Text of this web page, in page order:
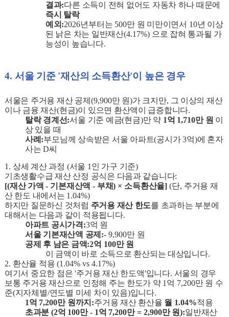
결과:다른 소득이 전혀 없어도 자동차 하나 때문에
즉시 탈락
예외 :2026년부터는 500만 원 미만이면서 10년 이상
된 낡은 차는 일반재산(4.17%) 으로 잡혀 통과될 가
능성이 높습니다.
4. 서울 기준 '재산의 소득환산'이 높은 경우
서울은 주거용 재산 공제 (9,900만 원)가 크지만, 그 이상의 재산
이나 금융 재산(현금)이 있으면 환산액이 급증합니다.
탈락 경계선:서울 기준 예금(현금)만 약 1억 1,710만 원 이
상 있을 때
사례 :부모님께 상속받은 서울 아파트(공시가3억)에 혼자
사는D씨
1. 상세 계산 과정 (서울 1 인 가구 기준)
기초생활수급 재산 산정 공식은 다음과 같습니다:
[(재산 가액- 기본재산액 - 부채) × 소득환산율](단, 주거용 재
산 한도 내에서는 1.04%)
하지만 질문하신 것처럼 주거용 재산 한도를 초과하는 부분에
대해서는 다음과 같이 적용됩니다.
아파트 공시가격 :3억 원
서울 기본재산액 공제 :- 9,900만 원
공제 후 남은 금액:2억 100만 원
이 금액이 바로 소득으로 환산되는 대상입니다.
2. 환산율 적용(1.04% vs 4.17%)
여기서 중요한 점은'주거용 재산 한도액'입니다. 서울의 경우
보통 주거용 재산으로 인정해 주는 한도가 약 1 억 7,200만 원 수
준(지자체별/연도별 미세 차이 있음)입니다.
1억 7,200만 원까지 :주거용 재산 환산율 월 1.04%적용
초과분 (2억 100만- 1억 7,200만= 2,900만 원):일반재산